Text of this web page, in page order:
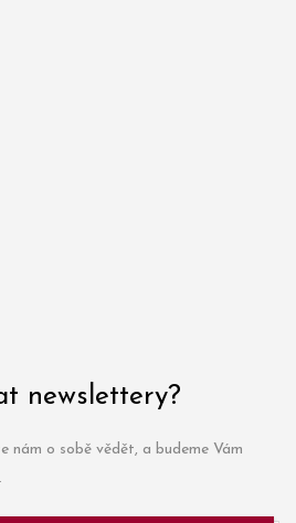
newslettery?
nám o sobě vědět, a budeme Vám